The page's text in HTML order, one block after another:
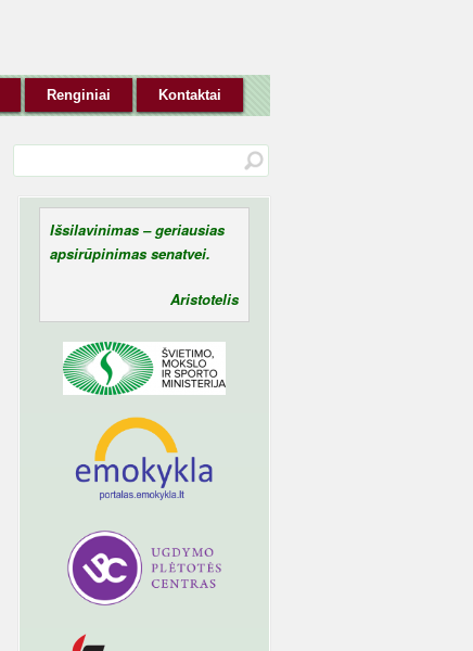
Renginiai Kontaktai
Išsilavinimas – geriausias
apsirūpinimas senatvei.
Aristotelis